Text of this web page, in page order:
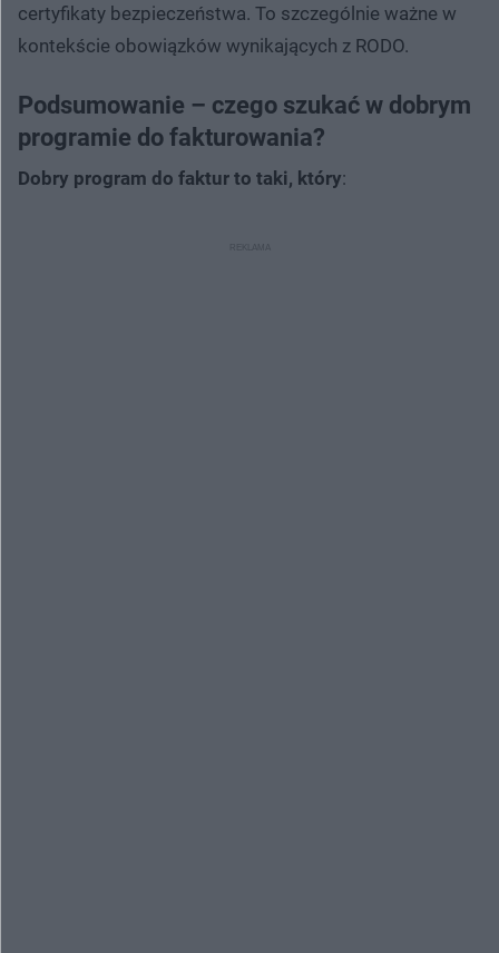
certyfikaty bezpieczeństwa. To szczególnie ważne w
kontekście obowiązków wynikających z RODO.
Podsumowanie – czego szukać w dobrym
programie do fakturowania?
Dobry program do faktur to taki, który: